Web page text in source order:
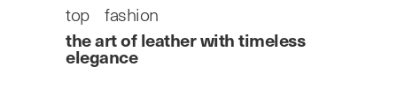
top/fashion
the art of leather with timeless
elegance